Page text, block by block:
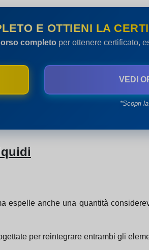
E OTTIENI LA
completo per ottenere certificato,
VEDI
*Scopri
espelle anche una quantità
per reintegrare entrambi gli